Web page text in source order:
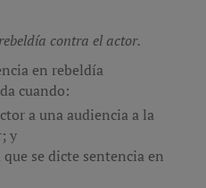
contra el actor.
en rebeldía
cuando:
a una audiencia a la
y
se dicte sentencia en